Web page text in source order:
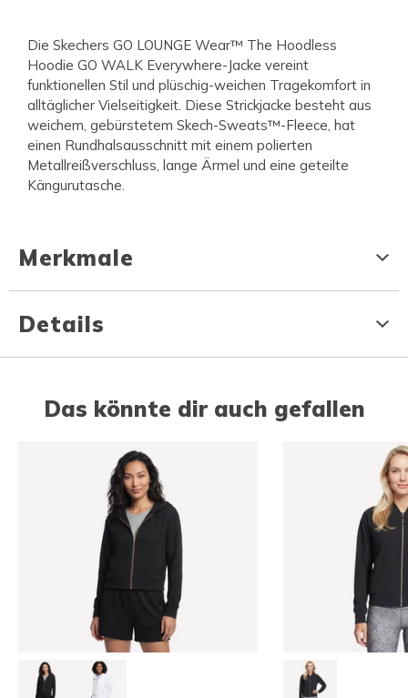
Die Skechers GO LOUNGE Wear™ The Hoodless
Hoodie GO WALK Everywhere-Jacke vereint
funktionellen Stil und plüschig-weichen Tragekomfort in
alltäglicher Vielseitigkeit. Diese Strickjacke besteht aus
weichem, gebürstetem Skech-Sweats™-Fleece, hat
einen Rundhalsausschnitt mit einem polierten
Metallreißverschluss, lange Ärmel und eine geteilte
Kängurutasche.
Merkmale
Details
Das könnte dir auch gefallen